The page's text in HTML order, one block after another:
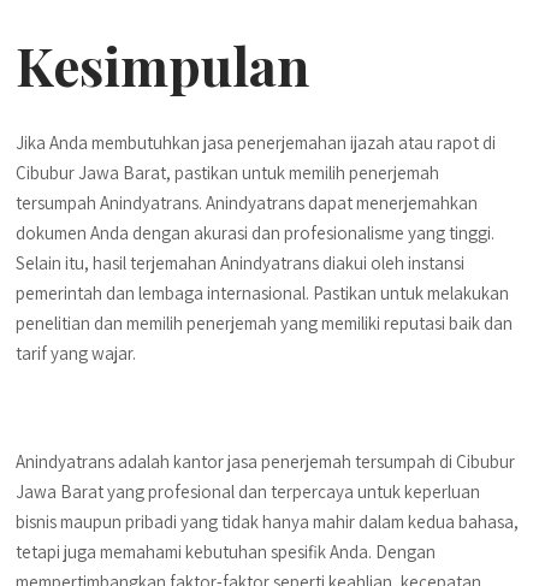
Kesimpulan
Jika Anda membutuhkan jasa penerjemahan ijazah atau rapot di
Cibubur Jawa Barat, pastikan untuk memilih penerjemah
tersumpah Anindyatrans. Anindyatrans dapat menerjemahkan
dokumen Anda dengan akurasi dan profesionalisme yang tinggi.
Selain itu, hasil terjemahan Anindyatrans diakui oleh instansi
pemerintah dan lembaga internasional. Pastikan untuk melakukan
penelitian dan memilih penerjemah yang memiliki reputasi baik dan
tarif yang wajar.
Anindyatrans adalah kantor jasa penerjemah tersumpah di Cibubur
Jawa Barat yang profesional dan terpercaya untuk keperluan
bisnis maupun pribadi yang tidak hanya mahir dalam kedua bahasa,
tetapi juga memahami kebutuhan spesifik Anda. Dengan